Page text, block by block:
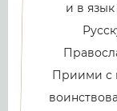
и в
Приими с